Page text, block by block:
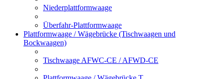
Niederplattformwaage
Überfahr-Plattformwaage
Plattformwaage / Wägebrücke (Tischwaagen und
Bockwaagen)
Tischwaage AFWC-CE / AFWD-CE